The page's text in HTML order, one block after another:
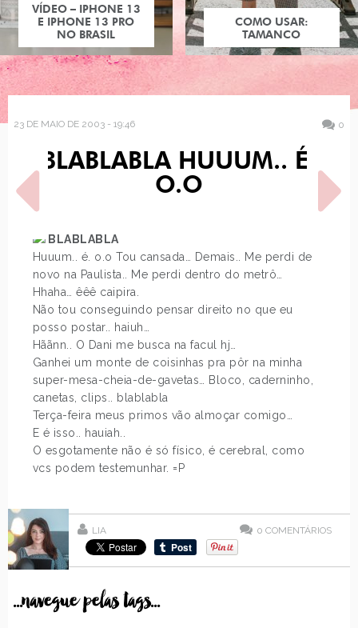
VÍDEO – IPHONE 13
E IPHONE 13 PRO
NO BRASIL
COMO USAR:
TAMANCO
23 DE MAIO DE 2003 - 19:46 0
BLABLABLA HUUUM.. É.
O.O
BLABLABLA
Huuum.. é. o.o Tou cansada… Demais.. Me perdi de
novo na Paulista.. Me perdi dentro do metrô…
Hhaha… êêê caipira.
Não tou conseguindo pensar direito no que eu
posso postar.. haiuh…
Hããnn.. O Dani me busca na facul hj…
Ganhei um monte de coisinhas pra pôr na minha
super-mesa-cheia-de-gavetas… Bloco, caderninho,
canetas, clips.. blablabla
Terça-feira meus primos vão almoçar comigo…
E é isso.. hauiah..
O esgotamente não é só físico, é cerebral, como
vcs podem testemunhar. =P
LIA 0 COMENTÁRIOS
...navegue pelas tags...
POST ANTERIOR
PROGRAMA PRIMEIRO
PRÓXIMO POST